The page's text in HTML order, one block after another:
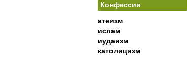
Конфессии
атеизм
ислам
иудаизм
католицизм